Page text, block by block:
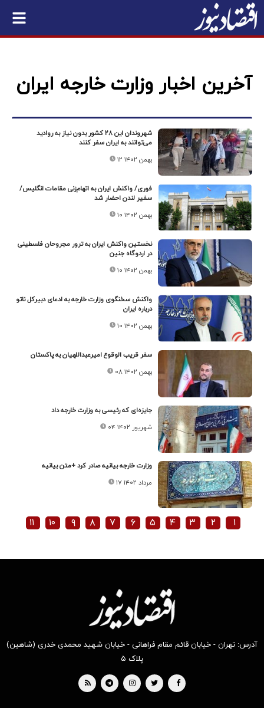
آخرین اخبار وزارت خارجه ایران
شهروندان این ۲۸ کشور بدون نیاز به روادید
می‌توانند به ایران سفر کنند
۱۲ بهمن ۱۴۰۲
فوری/ واکنش ایران به اتهام‌زنی مقامات انگلیس/
سفیر لندن احضار شد
۱۰ بهمن ۱۴۰۲
نخستین واکنش ایران به ترور مجروحان فلسطینی
در اردوگاه جنین
۱۰ بهمن ۱۴۰۲
واکنش سخنگوی وزارت خارجه به ادعای دبیرکل ناتو
درباره ایران
۱۰ بهمن ۱۴۰۲
سفر قریب الوقوع امیرعبداللهیان به پاکستان
۰۸ بهمن ۱۴۰۲
جایزه‌ای که رئیسی به وزارت خارجه داد
۰۴ شهریور ۱۴۰۲
وزارت خارجه بیانیه صادر کرد +متن بیانیه
۱۷ مرداد ۱۴۰۲
۱ ۲ ۳ ۴ ۵ ۶ ۷ ۸ ۹ ۱۰ ۱۱
آدرس: تهران - خیابان قائم مقام فراهانی - خیابان شهید محمدی خدری (شاهین)
پلاک ۵